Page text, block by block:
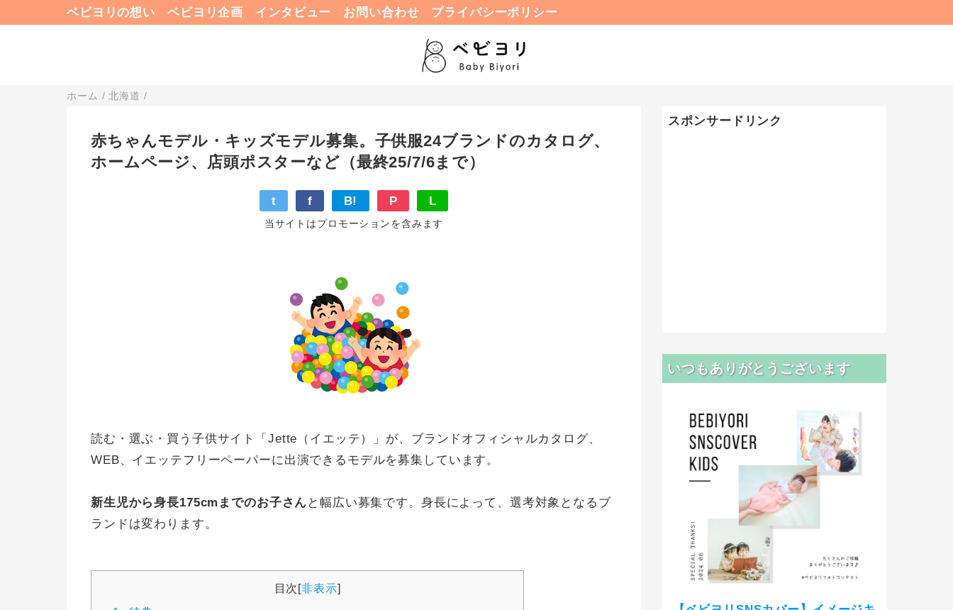
ベビヨリの想い ベビヨリ企画 インタビュー お問い合わせ プライバシーポリシー
ホーム /北海道 /
赤ちゃんモデル・キッズモデル募集。子供服24ブランドのカタログ、
ホームページ、店頭ポスターなど（最終25/7/6まで）
t f B! P L
当サイトはプロモーションを含みます
読む・選ぶ・買う子供サイト「Jette（イエッテ）」が、ブランドオフィシャルカタログ、
WEB、イエッテフリーペーパーに出演できるモデルを募集しています。
新生児から身長175cmまでのお子さん と幅広い募集です。身長によって、選考対象となるブ
ランドは変わります。
目次[非表示]
スポンサードリンク
いつもありがとうございます